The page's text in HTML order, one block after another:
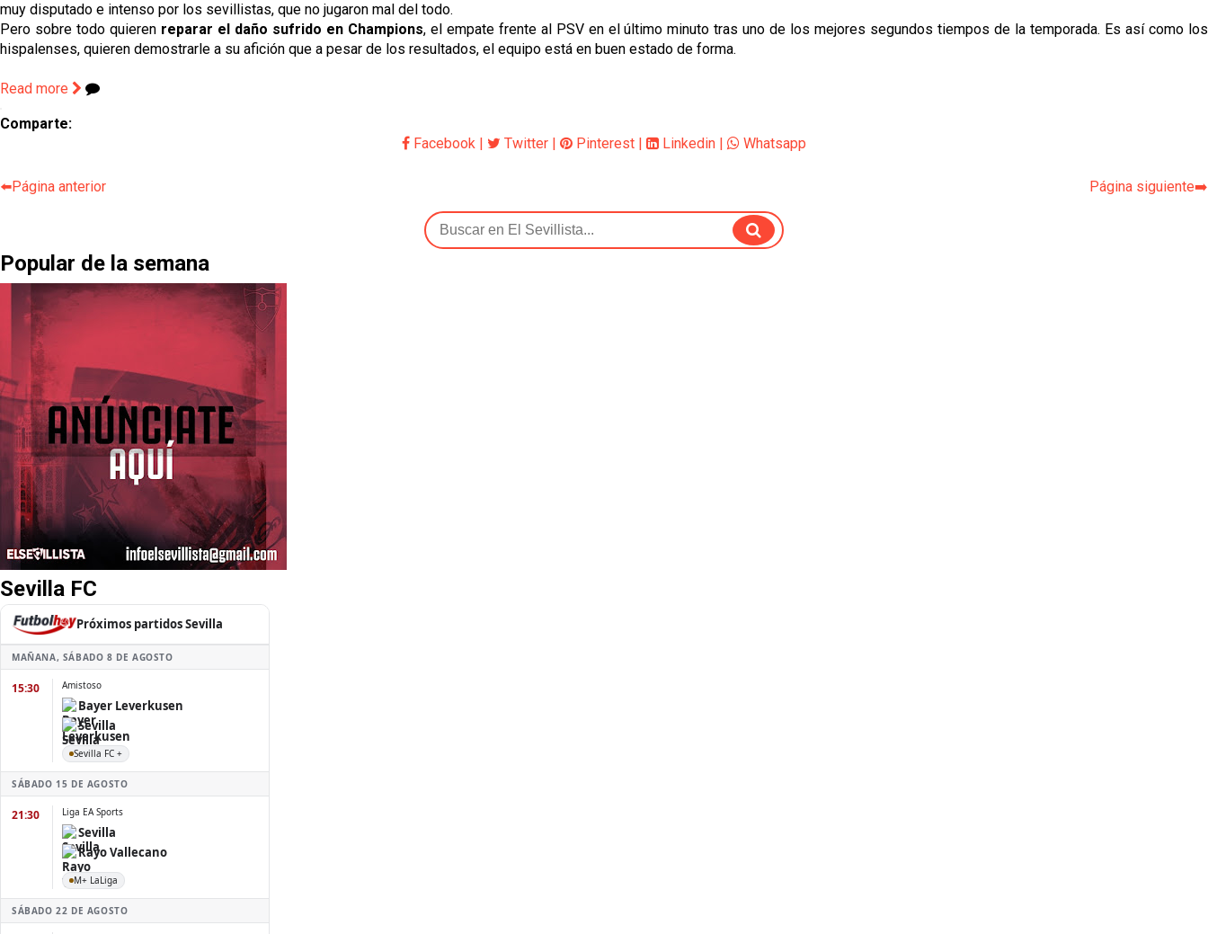
muy disputado e intenso por los sevillistas, que no jugaron mal del todo.
Pero sobre todo quieren reparar el daño sufrido en Champions, el empate frente al PSV en el último minuto tras uno de los mejores segundos tiempos de la temporada. Es así como los
hispalenses, quieren demostrarle a su afición que a pesar de los resultados, el equipo está en buen estado de forma.
Read more
Comparte:
Facebook | Twitter | Pinterest | Linkedin | Whatsapp
⬅️Página anterior Página siguiente➡️
Popular de la semana
Sevilla FC